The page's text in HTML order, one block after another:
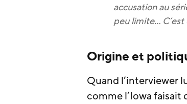
accusation au
peu limite… C’est
Origine et
Quand l’interviewer
comme l’Iowa faisait